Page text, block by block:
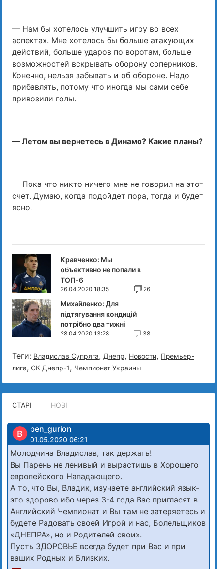
— Нам бы хотелось улучшить игру во всех
аспектах. Мне хотелось бы больше атакующих
действий, больше ударов по воротам, больше
возможностей вскрывать оборону соперников.
Конечно, нельзя забывать и об обороне. Надо
прибавлять, потому что иногда мы сами себе
привозили голы.
— Летом вы вернетесь в Динамо? Какие планы?
— Пока что никто ничего мне не говорил на этот
счет. Думаю, когда подойдет пора, тогда и будет
ясно.
Кравченко: Мы
объективно не попали в
ТОП-6
26.04.2020 18:35 26
Михайленко: Для
підтягування кондицій
потрібно два тижні
28.04.2020 13:28 38
Теги: Владислав Супряга, Днепр, Новости, Премьер-
лига, СК Днепр-1, Чемпионат Украины
СТАРІ НОВІ
B ben_gurion
01.05.2020 06:21
Молодчина Владислав, так держать!
Вы Парень не ленивый и вырастишь в Хорошего
европейского Нападающего.
А то, что Вы, Владик, изучаете английский язык-
это здорово ибо через 3-4 года Вас пригласят в
Английский Чемпионат и Вы там не затеряетесь и
будете Радовать своей Игрой и нас, Болельщиков
«ДНЕПРА», но и Родителей своих.
Пусть ЗДОРОВЬЕ всегда будет при Вас и при
ваших Родных и Близких.